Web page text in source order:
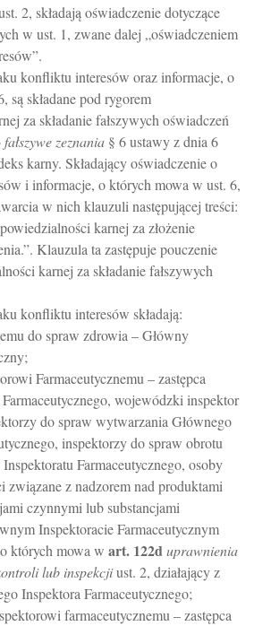
2, składają oświadczenie dotyczące
w ust. 1, zwane dalej „oświadczeniem
konfliktu interesów oraz informacje, o
są składane pod rygorem
za składanie fałszywych oświadczeń
fałszywe zeznania § 6 ustawy z dnia 6
karny. Składający oświadczenie o
i informacje, o których mowa w ust. 6,
w nich klauzuli następującej treści:
karnej za złożenie
Klauzula ta zastępuje pouczenie
karnej za składanie fałszywych
konfliktu interesów składają:
do spraw zdrowia – Główny
Farmaceutycznemu – zastępca
wojewódzki inspektor
do spraw wytwarzania Głównego
inspektorzy do spraw obrotu
Farmaceutycznego, osoby
związane z nadzorem nad produktami
czynnymi lub substancjami
Inspektoracie Farmaceutycznym
których mowa w art. 122duprawnienia
lub inspekcjiust. 2, działający z
Inspektora Farmaceutycznego;
farmaceutycznemu – zastępca